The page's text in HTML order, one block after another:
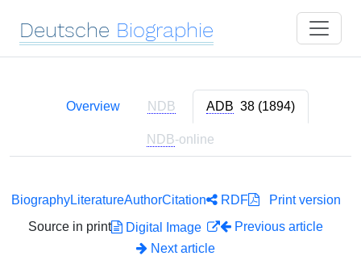
Deutsche Biographie
Overview NDB ADB 38 (1894)
NDB-online
BiographyLiteratureAuthorCitation RDF
Print version
Source in print
Digital Image
Previous article
Next article